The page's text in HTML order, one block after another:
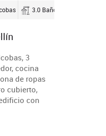
94 m2
Area 94 mts, 2
vestier, sala comedor,
integral, zona de
parqueadero
util, porteria 24 horas,